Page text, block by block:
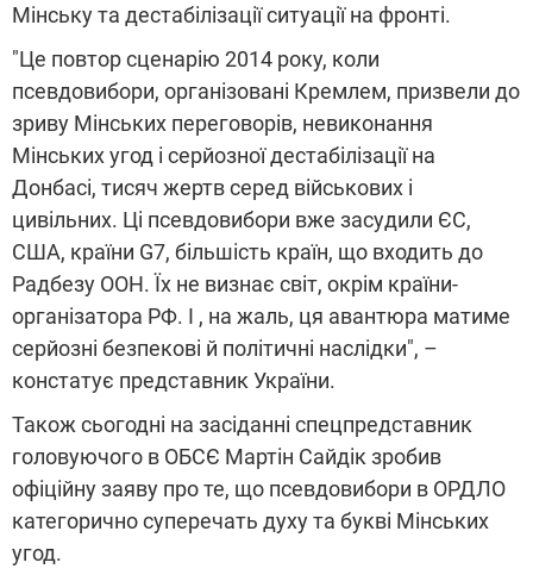
Мінську та дестабілізації ситуації на фронті.
"Це повтор сценарію 2014 року, коли
псевдовибори, організовані Кремлем, призвели до
зриву Мінських переговорів, невиконання
Мінських угод і серйозної дестабілізації на
Донбасі, тисяч жертв серед військових і
цивільних. Ці псевдовибори вже засудили ЄС,
США, країни G7, більшість країн, що входить до
Радбезу ООН. Їх не визнає світ, окрім країни-
організатора РФ. І , на жаль, ця авантюра матиме
серйозні безпекові й політичні наслідки", –
констатує представник України.
Також сьогодні на засіданні спецпредставник
головуючого в ОБСЄ Мартін Сайдік зробив
офіційну заяву про те, що псевдовибори в ОРДЛО
категорично суперечать духу та букві Мінських
угод.